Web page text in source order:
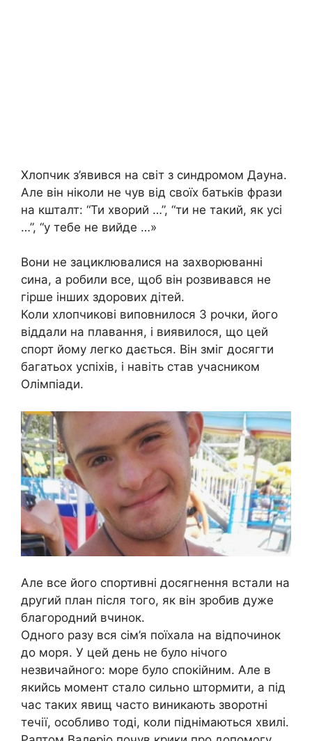
Хлопчик з’явився на світ з синдромом Дауна.
Але він ніколи не чув від своїх батьків фрази
на кшталт: “Ти хворий …”, “ти не такий, як усі
…”, “у тебе не вийде …»
Вони не зациклювалися на захворюванні
сина, а робили все, щоб він розвивався не
гірше інших здорових дітей.
Коли хлопчикові виповнилося 3 рочки, його
віддали на плавання, і виявилося, що цей
спорт йому легко дається. Він зміг досягти
багатьох успіхів, і навіть став учасником
Олімпіади.
Але все його спортивні досягнення встали на
другий план після того, як він зробив дуже
благородний вчинок.
Одного разу вся сім’я поїхала на відпочинок
до моря. У цей день не було нічого
незвичайного: море було спокійним. Але в
якийсь момент стало сильно штормити, а під
час таких явищ часто виникають зворотні
течії, особливо тоді, коли піднімаються хвилі.